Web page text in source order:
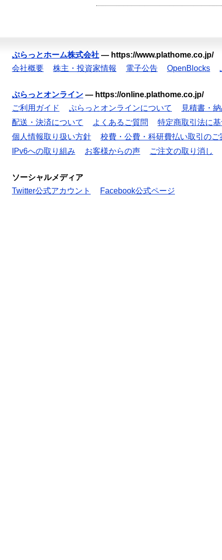
ぷらっとホーム株式会社 — https://www.plathome.co.jp/
会社概要
株主・投資家情報 電子公告 OpenBlocks
ぷらっとオンライン — https://online.plathome.co.jp/
ご利用ガイド
ぷらっとオンラインについて
見積書・
配送・決済について
よくあるご質問
特定商取引法に
個人情報取り扱い方針
校費・公費・科研費払い取引のご
IPv6への取り組み
お客様からの声 ご注文の取り消し
ソーシャルメディア
Twitter公式アカウント
Facebook公式ページ